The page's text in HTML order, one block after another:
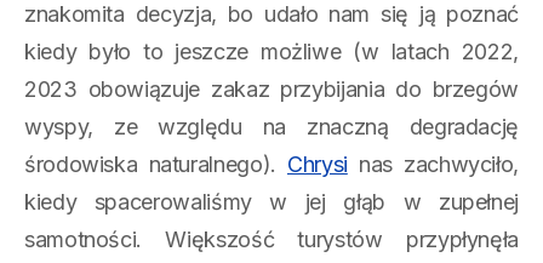
znakomita decyzja, bo udało nam się ją poznać
kiedy było to jeszcze możliwe (w latach 2022,
2023 obowiązuje zakaz przybijania do brzegów
wyspy, ze względu na znaczną degradację
środowiska naturalnego). Chrysi nas zachwyciło,
kiedy spacerowaliśmy w jej głąb w zupełnej
samotności. Większość turystów przypłynęła